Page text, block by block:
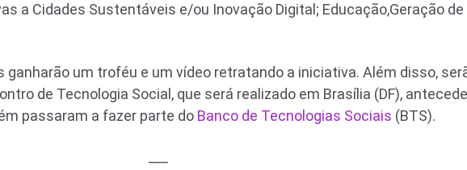
a Cidades Sustentáveis e/ou Inovação Digital; Educação,Geração de
um troféu e um vídeo retratando a iniciativa. Além disso,
de Tecnologia Social, que será realizado em Brasília (DF),
passaram a fazer parte do Banco de Tecnologias Sociais (BTS).